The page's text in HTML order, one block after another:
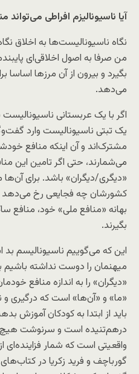
آیا ناسیونالیزم افراطی
نگاه ناسیونالیست‌ها به اخلاق
من صرفا به اصول اخلاقی‌ای
بگیرد و بیرون از آن مرزها
می‌دهد.
اگر با یک عربستانی
یک تبتی ناسیونالیست وارد
مشترک‌اند و آن اینکه منافع
می‌شمارند، حتی اگر تامین این
«دیگری/دیگران» باشد. برای
کشورشان چه فجایعی رخ می‌دهد
بهانه «منافع ملی» خود، منافع
بگیرند.
این که می‌گوییم ناسیونالیسم
میهنمان را دوست نداشته
«دیگران» را به اندازه منافع
«ما» و «آن‌ها» است که درگیری
باید از ابتدا به کودکان آموزش
درهم‌تنیده است و سرنوشت
واقعیتی است که شمار فزاینده‌ای
گورباچف و فرید زکریا در